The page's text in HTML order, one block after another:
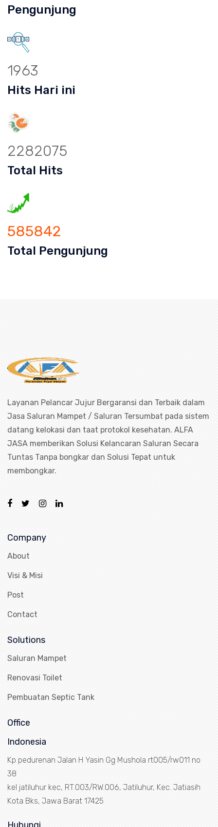
Pengunjung
1963
Hits Hari ini
2282075
Total Hits
585842
Total Pengunjung
Layanan Pelancar Jujur Bergaransi dan Terbaik dalam
Jasa Saluran Mampet / Saluran Tersumbat pada sistem
datang kelokasi dan taat protokol kesehatan. ALFA
JASA memberikan Solusi Kelancaran Saluran Secara
Tuntas Tanpa bongkar dan Solusi Tepat untuk
membongkar.
Company
About
Visi & Misi
Post
Contact
Solutions
Saluran Mampet
Renovasi Toilet
Pembuatan Septic Tank
Office
Indonesia
Kp pedurenan Jalan H Yasin Gg Mushola rt005/rw011 no
38
kel jatiluhur kec, RT.003/RW.006, Jatiluhur, Kec. Jatiasih
Kota Bks, Jawa Barat 17425